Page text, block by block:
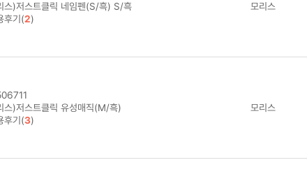
스)저스트클릭 네임펜(S/흑) S/흑
후기(2)
모리스
스)저스트클릭 유성매직(M/흑)
후기(3)
모리스